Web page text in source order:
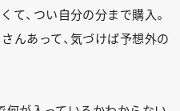
て、つい自分の分まで購入。
んあって、気づけば予想外の